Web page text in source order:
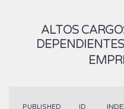
ALTOS
PUBLISHED ID